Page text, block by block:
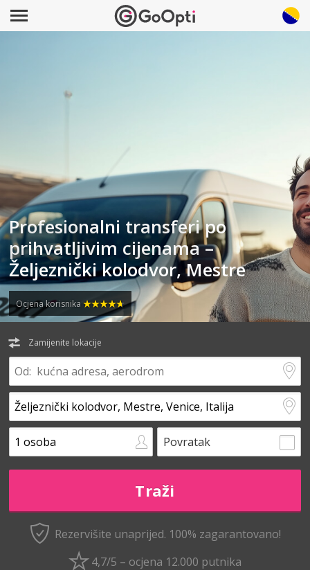
Profesionalni transferi po
prihvatljivim cijenama –
Željeznički kolodvor, Mestre
Ocjena korisnika
Zamijenite lokacije
Povratak
Rezervišite unaprijed. 100% zagarantovano!
4,7/5 – ocjena 12.000 putnika